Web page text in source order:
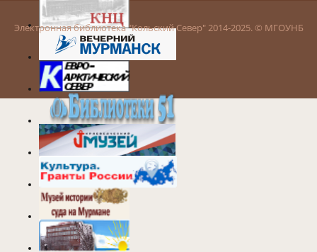
Электронная библиотека "Кольский Север" 2014-2025. © МГОУНБ